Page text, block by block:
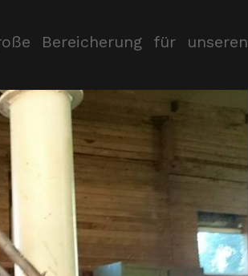
Bereicherung für unseren